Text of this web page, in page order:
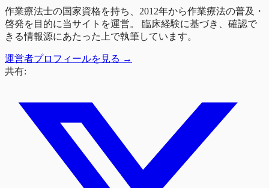
作業療法士の国家資格を持ち、2012年から作業療法の普及・
啓発を目的に当サイトを運営。 臨床経験に基づき、確認で
きる情報源にあたった上で執筆しています。
運営者プロフィールを見る →
共有: